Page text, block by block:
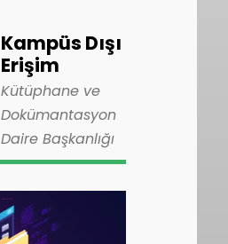
Kampüs Dışı
Erişim
Kütüphane ve
Dokümantasyon
Daire Başkanlığı